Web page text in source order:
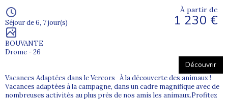
Séjour de 6, 7 jour(s)
BOUVANTE
Drome - 26
À partir de
1 230 €
Découvrir
Vacances Adaptées dans le Vercors À la découverte des animaux !
Vacances adaptées à la campagne, dans un cadre magnifique avec de
nombreuses activités au plus près de nos amis les animaux.Profitez